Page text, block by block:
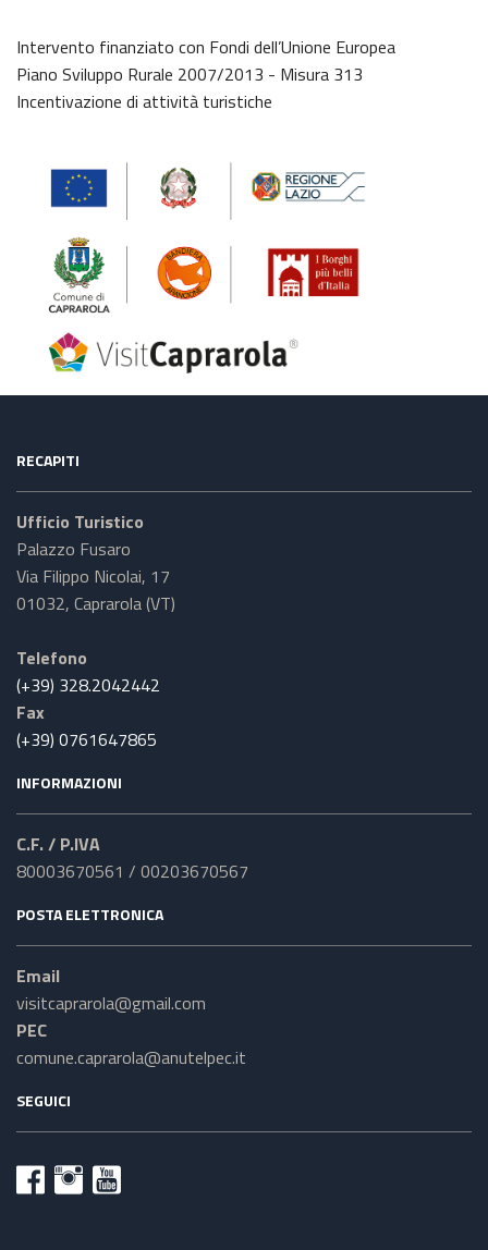
Intervento finanziato con Fondi dell’Unione Europea
Piano Sviluppo Rurale 2007/2013 - Misura 313
Incentivazione di attività turistiche
RECAPITI
Ufficio Turistico
Palazzo Fusaro
Via Filippo Nicolai, 17
01032, Caprarola (VT)
Telefono
(+39) 328.2042442
Fax
(+39) 0761647865
INFORMAZIONI
C.F. / P.IVA
80003670561 / 00203670567
POSTA ELETTRONICA
Email
visitcaprarola@gmail.com
PEC
comune.caprarola@anutelpec.it
SEGUICI